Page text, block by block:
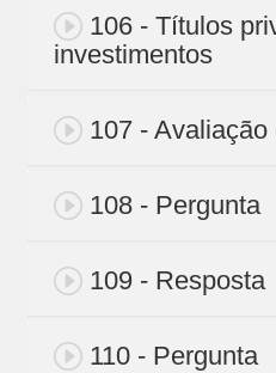
106 - Títulos
investimentos
107 - Avaliação
108 - Pergunta
109 - Resposta
110 - Pergunta